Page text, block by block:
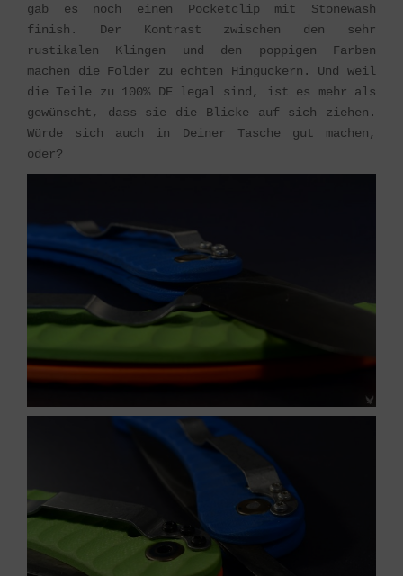
gab es noch einen Pocketclip mit Stonewash
finish. Der Kontrast zwischen den sehr
rustikalen Klingen und den poppigen Farben
machen die Folder zu echten Hinguckern. Und weil
die Teile zu 100% DE legal sind, ist es mehr als
gewünscht, dass sie die Blicke auf sich ziehen.
Würde sich auch in Deiner Tasche gut machen,
oder?